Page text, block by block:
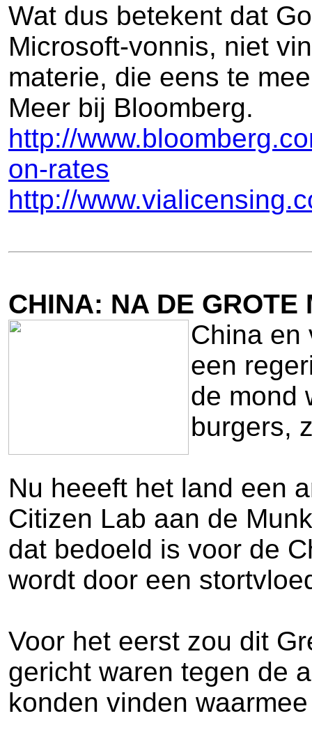
Wat dus betekent dat
Microsoft-vonnis, niet
materie, die eens te
Meer bij Bloomberg.
http://
on-rates
http://
CHINA: NA DE GROTE
China en
een
de mond
burgers,
Nu heeeft het land een
Citizen Lab aan de
dat bedoeld is voor de
wordt door een
Voor het eerst zou dit
gericht waren tegen de
konden vinden